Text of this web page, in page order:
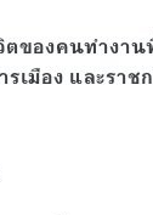
ของคนทำงา
เมือง และราช